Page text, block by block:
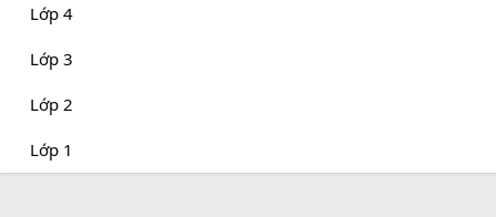
Lớp 4
Lớp 3
Lớp 2
Lớp 1